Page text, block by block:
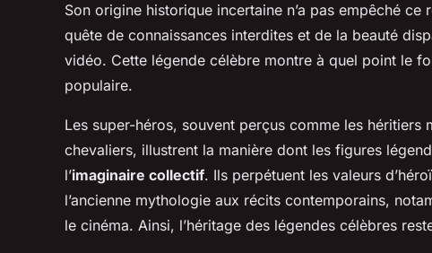
Son origine historique incertaine n’a pas empêché
quête de connaissances interdites et de la beauté
vidéo. Cette légende célèbre montre à quel point le
populaire.
Les super-héros, souvent perçus comme les héritiers
chevaliers, illustrent la manière dont les figures
l’imaginaire collectif. Ils perpétuent les valeurs
l’ancienne mythologie aux récits contemporains,
le cinéma. Ainsi, l’héritage des légendes célèbres